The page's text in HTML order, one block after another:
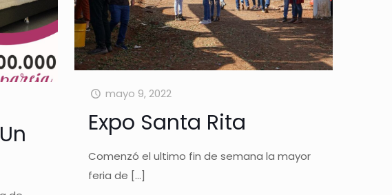
mayo 9, 2022
Expo Santa Rita
Comenzó el ultimo fin de semana la mayor
feria de […]